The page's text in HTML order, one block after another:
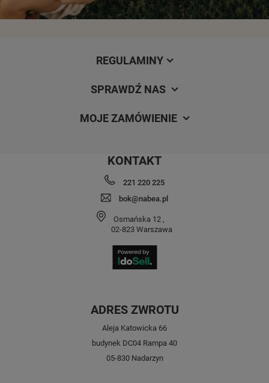
REGULAMINY
SPRAWDŹ NAS
MOJE ZAMÓWIENIE
KONTAKT
221 220 225
bok@nabea.pl
Osmańska 12 ,
02-823 Warszawa
ADRES ZWROTU
Aleja Katowicka 66
budynek DC04 Rampa 40
05-830 Nadarzyn